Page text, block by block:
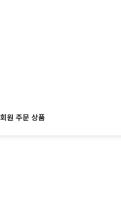
회원 주문 상품